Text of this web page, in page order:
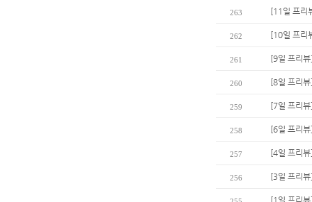
263 [11일 프리
262 [10일 프리
261 [9일 프리
260 [8일 프리
259 [7일 프리뷰
258 [6일 프리
257 [4일 프리
256 [3일 프리
[1일 프리